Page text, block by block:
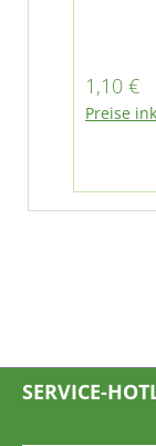
1,10 €
Preise
SERVICE-